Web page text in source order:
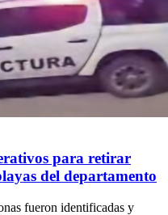
para retirar
del departamento
fueron identificadas y